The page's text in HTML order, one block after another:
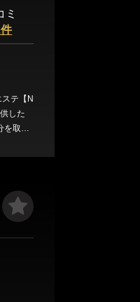
ミ
テ【N
した
を取り